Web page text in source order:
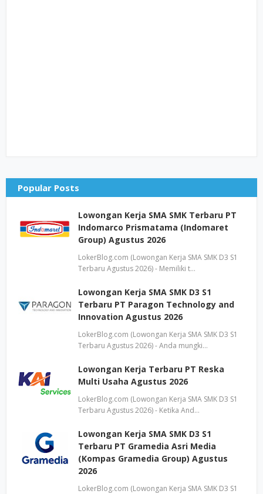
Popular Posts
Lowongan Kerja SMA SMK Terbaru PT
Indomarco Prismatama (Indomaret
Group) Agustus 2026
LokerBlog.com (Lowongan Kerja SMA SMK D3 S1
Terbaru Agustus 2026) - Memiliki t…
Lowongan Kerja SMA SMK D3 S1
Terbaru PT Paragon Technology and
Innovation Agustus 2026
LokerBlog.com (Lowongan Kerja SMA SMK D3 S1
Terbaru Agustus 2026) - Anda mungki…
Lowongan Kerja Terbaru PT Reska
Multi Usaha Agustus 2026
LokerBlog.com (Lowongan Kerja SMA SMK D3 S1
Terbaru Agustus 2026) - Ketika And…
Lowongan Kerja SMA SMK D3 S1
Terbaru PT Gramedia Asri Media
(Kompas Gramedia Group) Agustus
2026
LokerBlog.com (Lowongan Kerja SMA SMK D3 S1